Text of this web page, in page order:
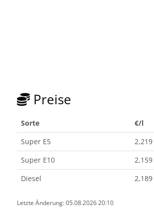
Preise
Sorte
€/l
Super E5
2,219
Super E10
2,159
Diesel
2,189
Letzte Änderung: 05.08.2026 20:10